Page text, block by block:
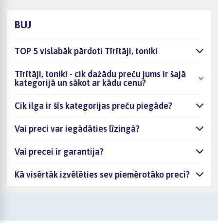
BUJ
TOP 5 vislabāk pārdoti Tīrītāji, toniki
Tīrītāji, toniki - cik dažādu preču jums ir šajā
kategorijā un sākot ar kādu cenu?
Cik ilga ir šīs kategorijas preču piegāde?
Vai preci var iegādāties līzingā?
Vai precei ir garantija?
Kā visērtāk izvēlēties sev piemērotāko preci?